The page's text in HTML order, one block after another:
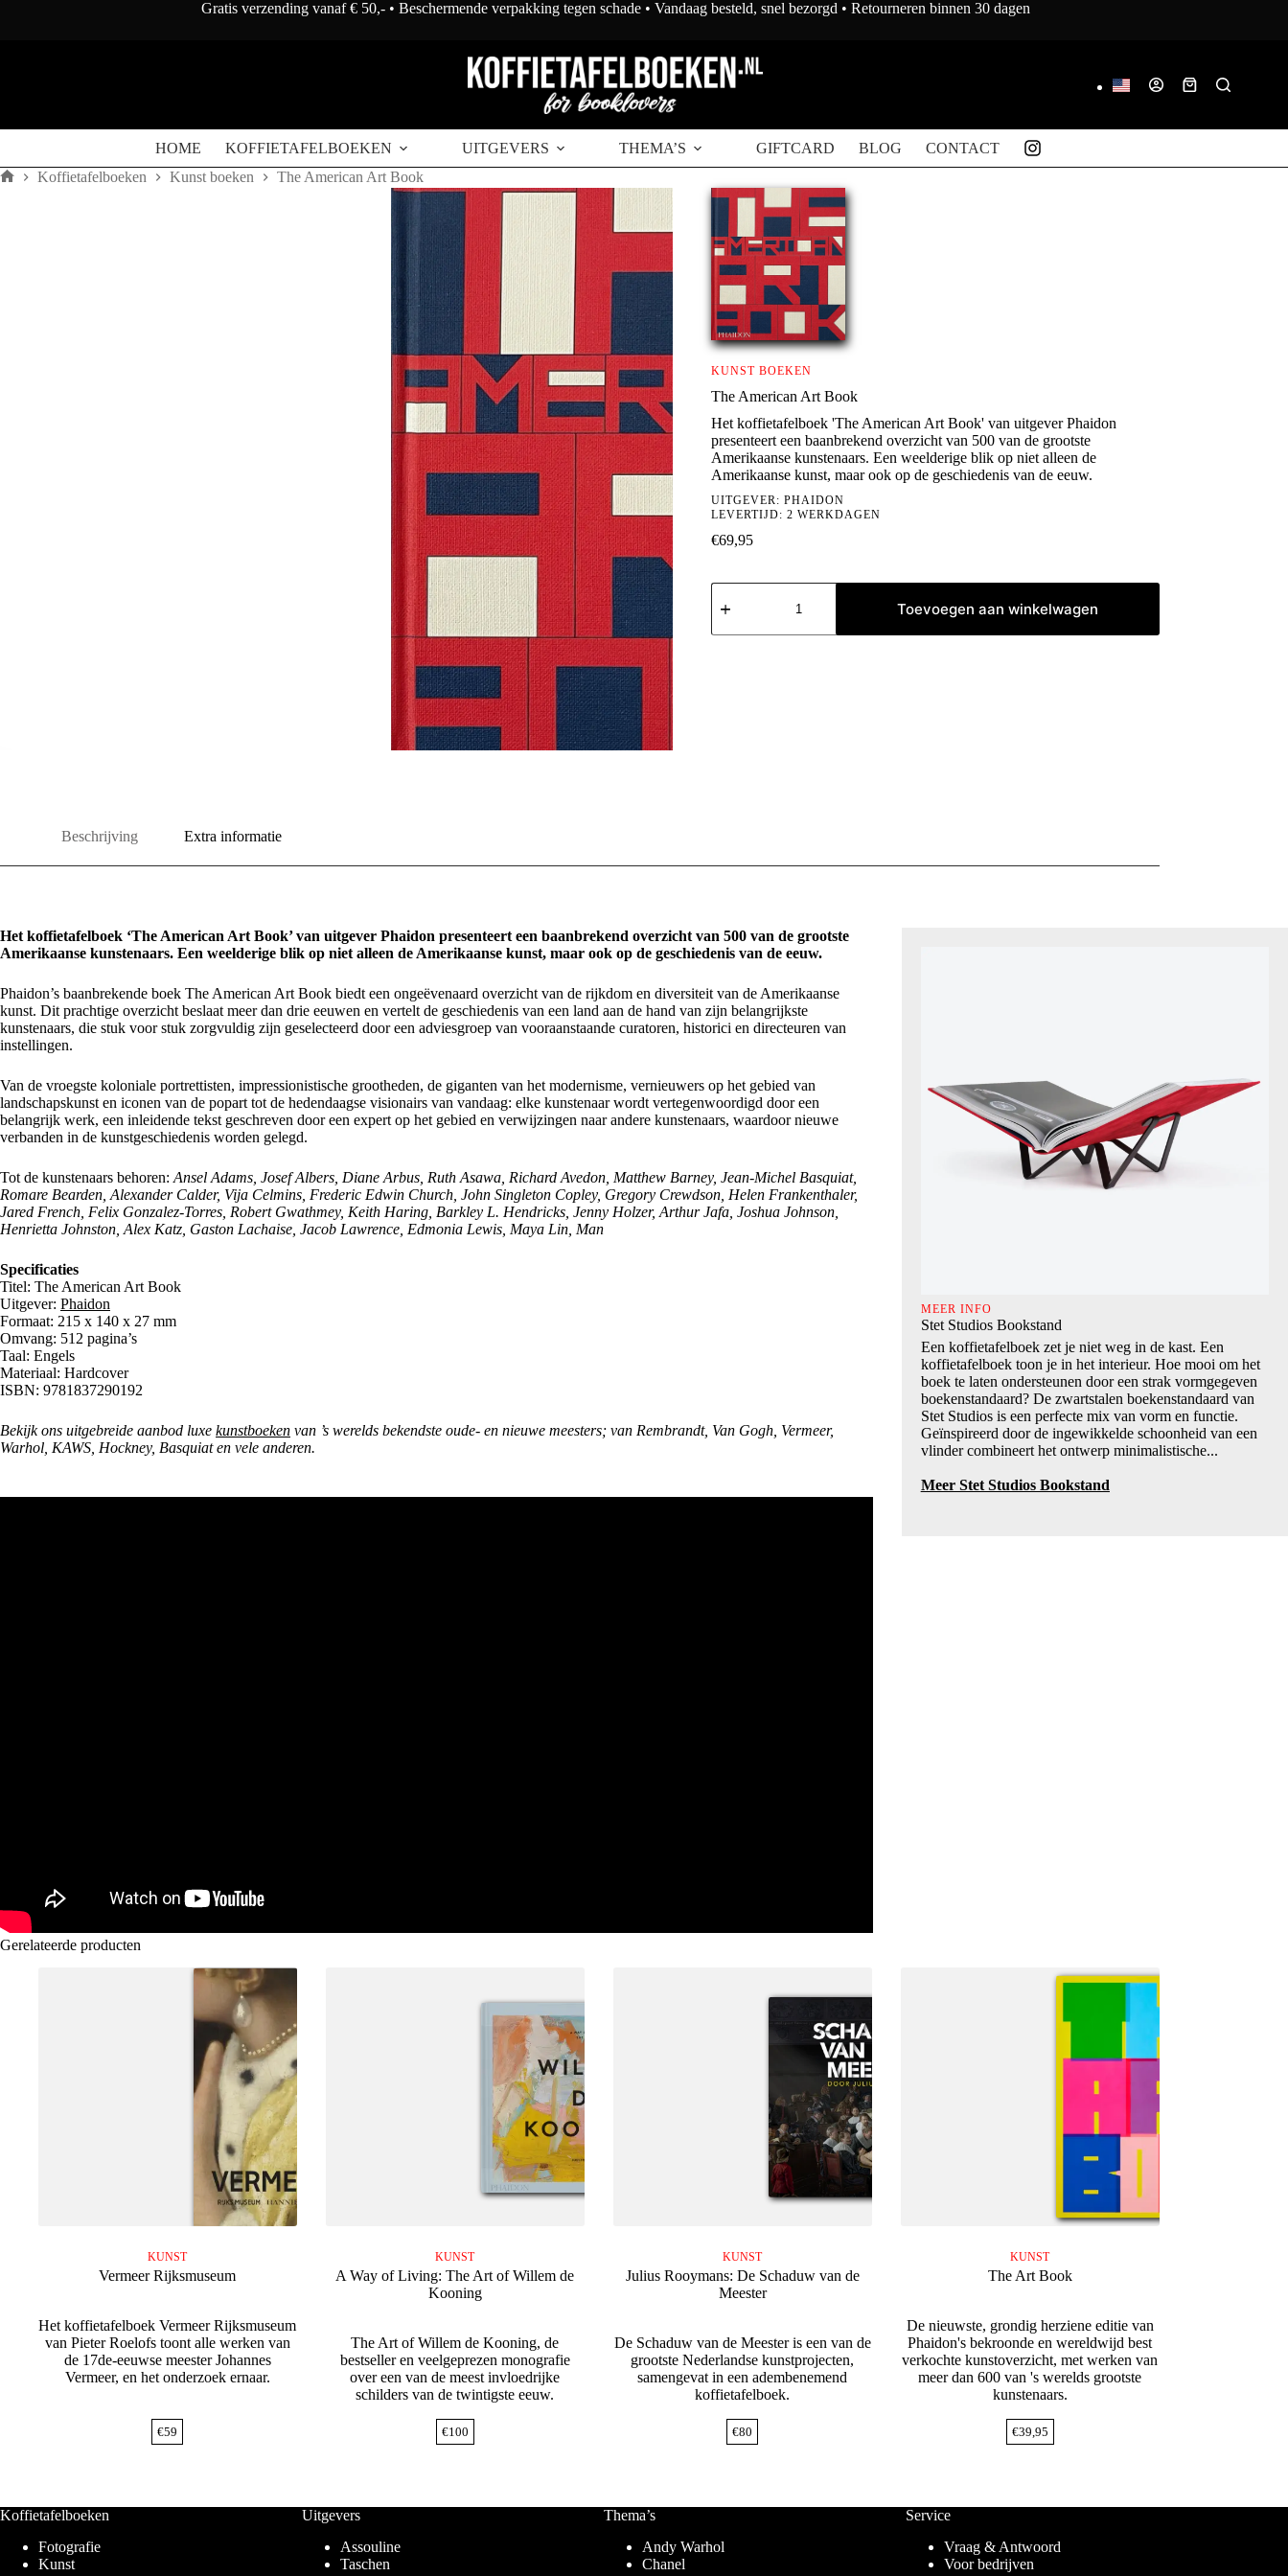
Gratis verzending vanaf € 50,- • Beschermende verpakking tegen schade • Vandaag besteld, snel bezorgd • Retourneren binnen 30 dagen
Winkelwagen
HOME KOFFIETAFELBOEKEN UITGEVERS THEMA’S GIFTCARD BLOG CONTACT
Koffietafelboeken Kunst boeken The American Art Book
KUNST BOEKEN
The American Art Book
Het koffietafelboek 'The American Art Book' van uitgever Phaidon
presenteert een baanbrekend overzicht van 500 van de grootste
Amerikaanse kunstenaars. Een weelderige blik op niet alleen de
Amerikaanse kunst, maar ook op de geschiedenis van de eeuw.
UITGEVER: PHAIDON
LEVERTIJD: 2 WERKDAGEN
€69,95
The
American
Book
Toevoegen aan winkelwagen
Beschrijving Extra informatie
Het koffietafelboek ‘The American Art Book’ van uitgever Phaidon presenteert een baanbrekend overzicht van 500 van de grootste
Amerikaanse kunstenaars. Een weelderige blik op niet alleen de Amerikaanse kunst, maar ook op de geschiedenis van de eeuw.
Phaidon’s baanbrekende boek The American Art Book biedt een ongeëvenaard overzicht van de rijkdom en diversiteit van de Amerikaanse
kunst. Dit prachtige overzicht beslaat meer dan drie eeuwen en vertelt de geschiedenis van een land aan de hand van zijn belangrijkste
kunstenaars, die stuk voor stuk zorgvuldig zijn geselecteerd door een adviesgroep van vooraanstaande curatoren, historici en directeuren van
instellingen.
Van de vroegste koloniale portrettisten, impressionistische grootheden, de giganten van het modernisme, vernieuwers op het gebied van
landschapskunst en iconen van de popart tot de hedendaagse visionairs van vandaag: elke kunstenaar wordt vertegenwoordigd door een
belangrijk werk, een inleidende tekst geschreven door een expert op het gebied en verwijzingen naar andere kunstenaars, waardoor nieuwe
verbanden in de kunstgeschiedenis worden gelegd.
Tot de kunstenaars behoren: Ansel Adams, Josef Albers, Diane Arbus, Ruth Asawa, Richard Avedon, Matthew Barney, Jean-Michel Basquiat,
Romare Bearden, Alexander Calder, Vija Celmins, Frederic Edwin Church, John Singleton Copley, Gregory Crewdson, Helen Frankenthaler,
Jared French, Felix Gonzalez-Torres, Robert Gwathmey, Keith Haring, Barkley L. Hendricks, Jenny Holzer, Arthur Jafa, Joshua Johnson,
Henrietta Johnston, Alex Katz, Gaston Lachaise, Jacob Lawrence, Edmonia Lewis, Maya Lin, Man
Specificaties
Titel: The American Art Book
Uitgever: Phaidon
Formaat: 215 x 140 x 27 mm
Omvang: 512 pagina’s
Taal: Engels
Materiaal: Hardcover
ISBN: 9781837290192
Bekijk ons uitgebreide aanbod luxe kunstboeken van ’s werelds bekendste oude- en nieuwe meesters; van Rembrandt, Van Gogh, Vermeer,
Warhol, KAWS, Hockney, Basquiat en vele anderen.
MEER INFO
Stet Studios Bookstand
Een koffietafelboek zet je niet weg in de kast. Een
koffietafelboek toon je in het interieur. Hoe mooi om het
boek te laten ondersteunen door een strak vormgegeven
boekenstandaard? De zwartstalen boekenstandaard van
Stet Studios is een perfecte mix van vorm en functie.
Geïnspireerd door de ingewikkelde schoonheid van een
vlinder combineert het ontwerp minimalistische...
Meer Stet Studios Bookstand
Gerelateerde producten
KUNST
Vermeer Rijksmuseum
Het koffietafelboek Vermeer Rijksmuseum
van Pieter Roelofs toont alle werken van
de 17de-eeuwse meester Johannes
Vermeer, en het onderzoek ernaar.
€59
KUNST
A Way of Living: The Art of Willem de
Kooning
The Art of Willem de Kooning, de
bestseller en veelgeprezen monografie
over een van de meest invloedrijke
schilders van de twintigste eeuw.
€100
KUNST
Julius Rooymans: De Schaduw van de
Meester
De Schaduw van de Meester is een van de
grootste Nederlandse kunstprojecten,
samengevat in een adembenemend
koffietafelboek.
€80
KUNST
The Art Book
De nieuwste, grondig herziene editie van
Phaidon's bekroonde en wereldwijd best
verkochte kunstoverzicht, met werken van
meer dan 600 van 's werelds grootste
kunstenaars.
€39,95
Koffietafelboeken
Fotografie
Kunst
Uitgevers
Assouline
Taschen
Thema’s
Andy Warhol
Chanel
Service
Vraag & Antwoord
Voor bedrijven